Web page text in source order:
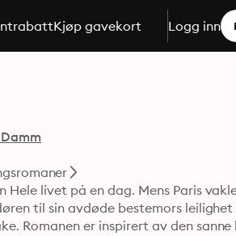
Kjøp gavekort Logg inn
livet på en dag. Mens Paris
til sin avdøde bestemors
Romanen er inspirert av den sanne